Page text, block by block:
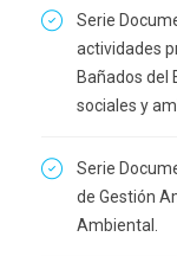
Serie
actividades
Bañados del
sociales y
Serie
de Gestión
Ambiental.